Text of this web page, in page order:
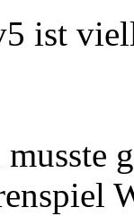
ist